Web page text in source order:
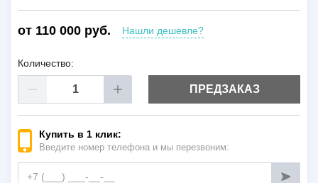
от 110 000 руб. Нашли дешевле?
Количество:
ПРЕДЗАКАЗ
Купить в 1 клик:
Введите номер телефона и мы перезвоним: